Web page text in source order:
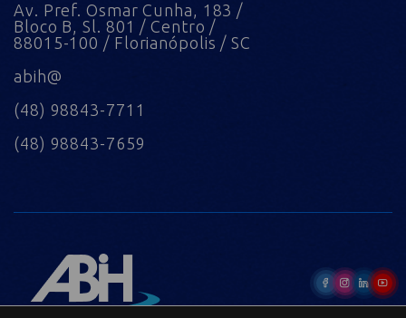
Av. Pref. Osmar Cunha, 183 /
Bloco B, Sl. 801 / Centro /
88015-100 / Florianópolis / SC
abih@
(48) 98843-7711
(48) 98843-7659